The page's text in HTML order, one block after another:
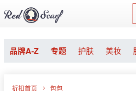
品牌A-Z 专题 护肤 美妆
折扣首页 包包